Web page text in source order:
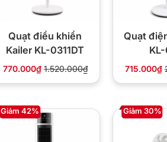
Quạt điều khiển
Kailer KL-0311DT
770.000₫ 1.520.000₫
Quạt
KL-
715.000₫
Giảm 42% Giảm 30%